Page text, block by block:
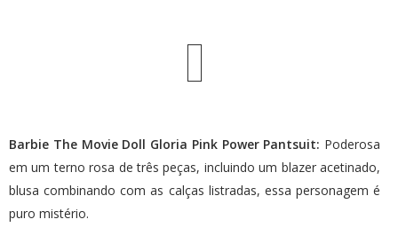
Barbie The Movie Doll Gloria Pink Power Pantsuit: Poderosa
em um terno rosa de três peças, incluindo um blazer acetinado,
blusa combinando com as calças listradas, essa personagem é
puro mistério.